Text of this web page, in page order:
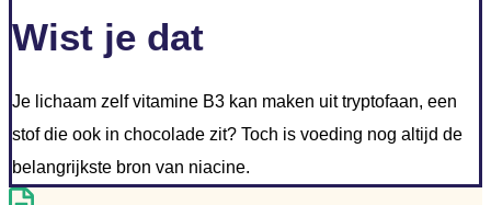
Wist je dat
Je lichaam zelf vitamine B3 kan maken uit tryptofaan, een
stof die ook in chocolade zit? Toch is voeding nog altijd de
belangrijkste bron van niacine.